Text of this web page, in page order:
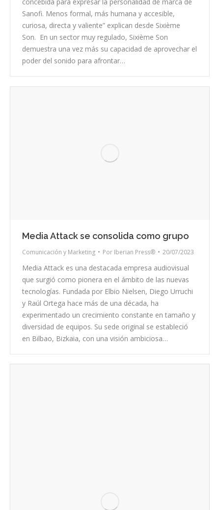
Sanofi. Menos formal, más humana y accesible,
curiosa, directa y valiente” explican desde Sixième
Son. En un sector muy regulado, Sixième Son
demuestra una vez más su capacidad de aprovechar el
poder del sonido para afrontar…
Media Attack se consolida como grupo
Comunicación y Marketing Por Iberian Press® 20/07/2023
Media Attack es una destacada empresa audiovisual
que surgió como pionera en el ámbito de las nuevas
tecnologías. Fundada por Elbio Nielsen, Diego Urruchi
y Raúl Ortega hace más de una década, ha
experimentado un crecimiento constante en tamaño y
diversidad de equipos. Su sede original se estableció
en Bilbao, Bizkaia, con una visión ambiciosa…